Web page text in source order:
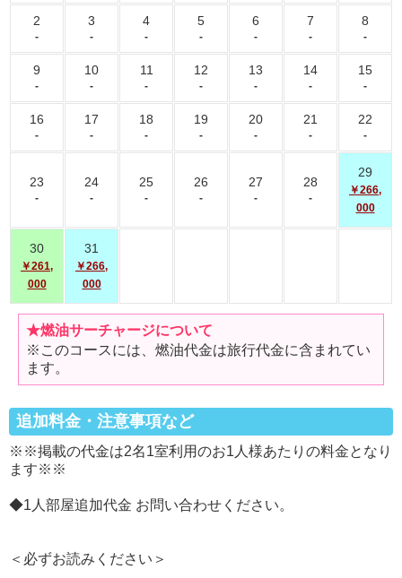
2
-
3
-
4
-
5
-
6
-
7
-
8
-
9
-
10
-
11
-
12
-
13
-
14
-
15
-
16
-
17
-
18
-
19
-
20
-
21
-
22
-
23
-
24
-
25
-
26
-
27
-
28
-
29
￥266,
000
30
￥261,
000
31
￥266,
000
★燃油サーチャージについて
※このコースには、燃油代金は旅行代金に含まれてい
ます。
追加料金・注意事項など
※※掲載の代金は2名1室利用のお1人様あたりの料金となり
ます※※
◆1人部屋追加代金 お問い合わせください。
＜必ずお読みください＞